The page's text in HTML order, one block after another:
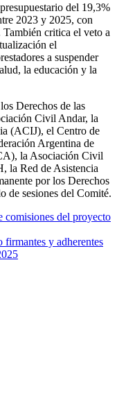
del 19,3%
2023 y 2025, con
También critica el veto a
el
a suspender
la educación y la
Derechos de las
Civil Andar, la
(ACIJ), el Centro de
Argentina de
la Asociación Civil
la Red de Asistencia
por los Derechos
de sesiones del Comité.
comisiones del proyecto
firmantes y adherentes